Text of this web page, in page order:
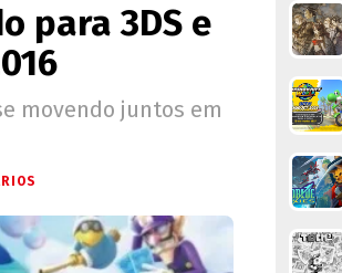
para 3DS e
movendo juntos em